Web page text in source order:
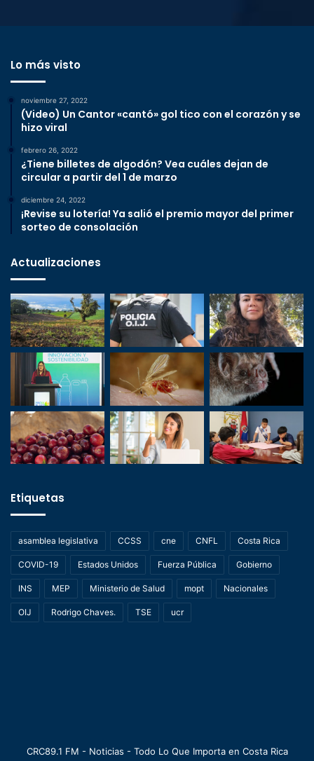
Lo más visto
noviembre 27, 2022
(Video) Un Cantor «cantó» gol tico con el corazón y se
hizo viral
febrero 26, 2022
¿Tiene billetes de algodón? Vea cuáles dejan de
circular a partir del 1 de marzo
diciembre 24, 2022
¡Revise su lotería! Ya salió el premio mayor del primer
sorteo de consolación
Actualizaciones
Etiquetas
asamblea legislativa CCSS cne CNFL Costa Rica
COVID-19 Estados Unidos Fuerza Pública Gobierno
INS MEP Ministerio de Salud mopt Nacionales
OIJ Rodrigo Chaves. TSE ucr
CRC89.1 FM - Noticias - Todo Lo Que Importa en Costa Rica